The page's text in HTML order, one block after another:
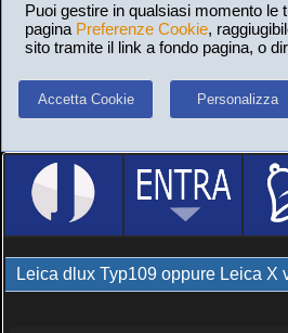
Puoi gestire in qualsiasi momento le
pagina Preferenze Cookie,
sito tramite il link a fondo pagina, o
Accetta Cookie Personalizza
Leica dlux Typ109 oppure Leica X